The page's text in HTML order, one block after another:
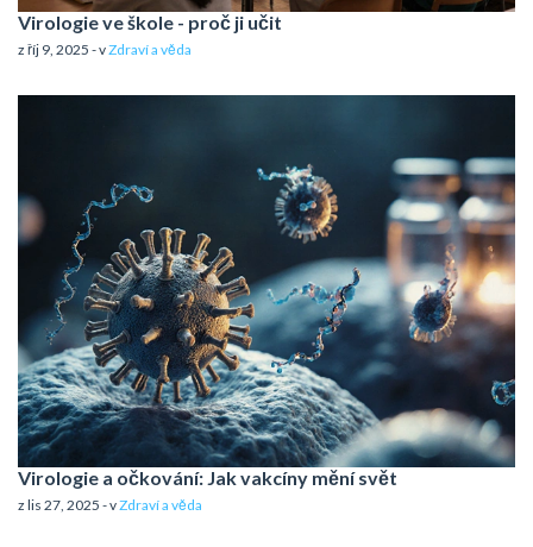
Virologie ve škole - proč ji učit
z říj 9, 2025 - vZdraví a věda
Virologie a očkování: Jak vakcíny mění svět
z lis 27, 2025 - vZdraví a věda